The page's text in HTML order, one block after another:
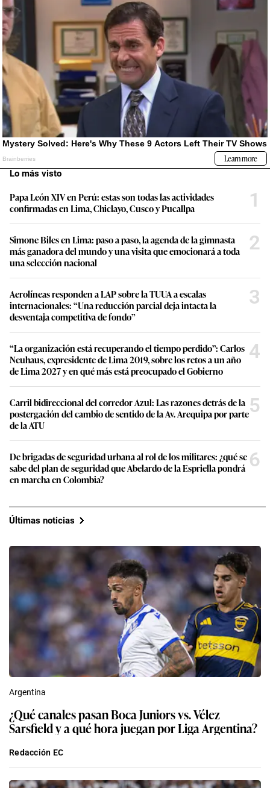
Lo más visto
Papa León XIV en Perú: estas son todas las actividades
confirmadas en Lima, Chiclayo, Cusco y Pucallpa
1
Simone Biles en Lima: paso a paso, la agenda de la gimnasta
más ganadora del mundo y una visita que emocionará a toda
una selección nacional
2
Aerolíneas responden a LAP sobre la TUUA a escalas
internacionales: “Una reducción parcial deja intacta la
desventaja competitiva de fondo”
3
“La organización está recuperando el tiempo perdido”: Carlos
Neuhaus, expresidente de Lima 2019, sobre los retos a un año
de Lima 2027 y en qué más está preocupado el Gobierno
4
Carril bidireccional del corredor Azul: Las razones detrás de la
postergación del cambio de sentido de la Av. Arequipa por parte
de la ATU
5
De brigadas de seguridad urbana al rol de los militares: ¿qué se
sabe del plan de seguridad que Abelardo de la Espriella pondrá
en marcha en Colombia?
6
Últimas noticias
Argentina
¿Qué canales pasan Boca Juniors vs. Vélez
Sarsfield y a qué hora juegan por Liga Argentina?
Redacción EC